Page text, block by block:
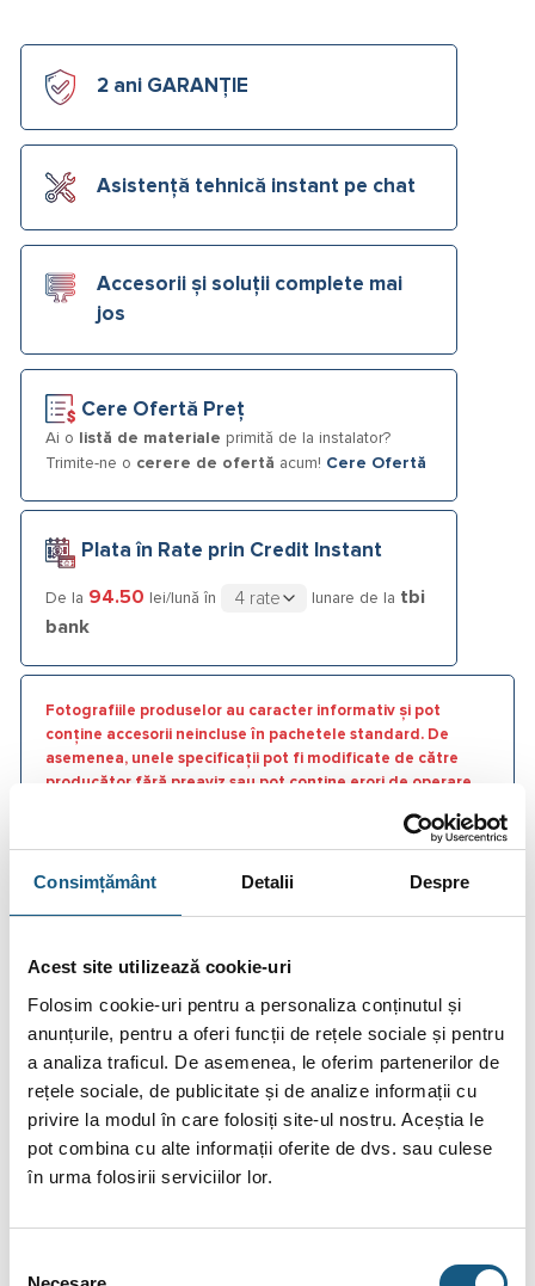
Consimțământ Detalii Despre
Acest site utilizează cookie-uri
Folosim cookie-uri pentru a personaliza conținutul și
anunțurile, pentru a oferi funcții de rețele sociale și pentru
a analiza traficul. De asemenea, le oferim partenerilor de
rețele sociale, de publicitate și de analize informații cu
privire la modul în care folosiți site-ul nostru. Aceștia le
pot combina cu alte informații oferite de dvs. sau culese
în urma folosirii serviciilor lor.
2 ani GARANȚIE
Asistență tehnică instant pe chat
Accesorii și soluții complete mai
jos
Cere Ofertă Preț
Ai o listă de materiale primită de la instalator?
Trimite-ne o cerere de ofertă acum! Cere Ofertă
Plata în Rate prin Credit Instant
De la 94.50 lei/lună în lunare de la tbi
bank
Fotografiile produselor au caracter informativ și pot
conține accesorii neincluse în pachetele standard. De
asemenea, unele specificații pot fi modificate de către
producător fără preaviz sau pot conține erori de operare.
BRAND
RECENZII (0)
(RRSW) T0430
Robineţii de reţinere cu disc permit curgerea fluidului într-un